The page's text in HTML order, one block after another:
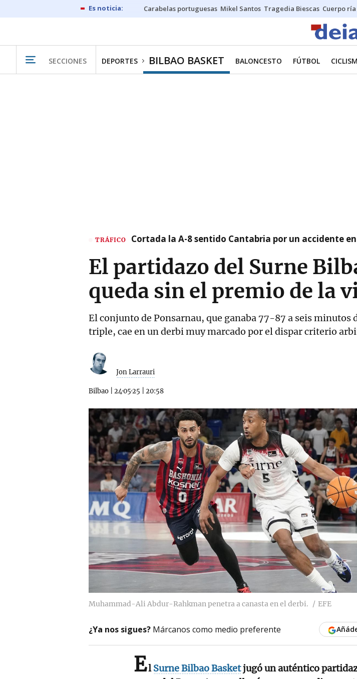
Carabelas portuguesas Mikel Santos Tragedia Biescas Cuerpo ría
SECCIONES DEPORTES BILBAO BASKET BALONCESTO FÚTBOL
TRÁFICO Cortada la A-8 sentido Cantabria por un accidente
El partidazo del Surne
queda sin el premio de la
El conjunto de Ponsarnau, que ganaba 77-87 a seis
triple, cae en un derbi muy marcado por el dispar criterio
Jon Larrauri
Bilbao 24·05·25 20:58
Muhammad-Ali Abdur-Rahkman penetra a canasta en el derbi. EFE
¿Ya nos sigues? Márcanos como medio preferente
ElSurne Bilbao Basketjugó un auténtico